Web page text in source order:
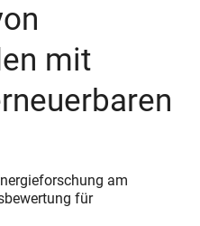
mit
am
für